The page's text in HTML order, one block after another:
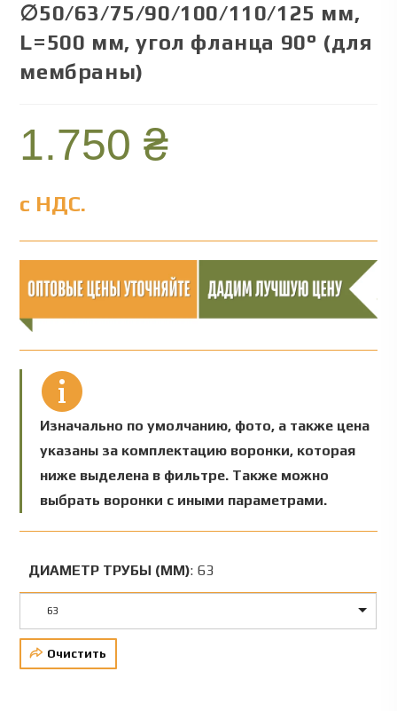
∅50/63/75/90/100/110/125 мм,
L=500 мм, угол фланца 90° (для
мембраны)
1.750₴
с НДС.
Изначально по умолчанию, фото, а также цена
указаны за комплектацию воронки, которая
ниже выделена в фильтре. Также можно
выбрать воронки с иными параметрами.
ДИАМЕТР ТРУБЫ (ММ): 63
63
Очистить